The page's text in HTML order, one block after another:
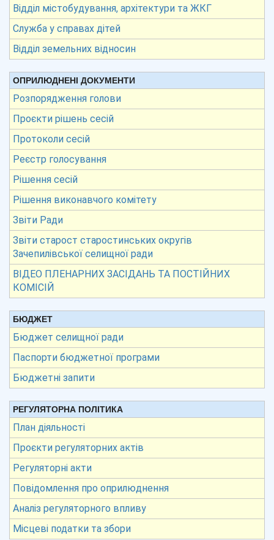
Відділ містобудування, архітектури та ЖКГ
Служба у справах дітей
Відділ земельних відносин
ОПРИЛЮДНЕНІ ДОКУМЕНТИ
Розпорядження голови
Проєкти рішень сесій
Протоколи сесій
Реєстр голосування
Рішення сесій
Рішення виконавчого комітету
Звіти Ради
Звіти старост старостинських округів
Зачепилівської селищної ради
ВІДЕО ПЛЕНАРНИХ ЗАСІДАНЬ ТА ПОСТІЙНИХ
КОМІСІЙ
БЮДЖЕТ
Бюджет селищної ради
Паспорти бюджетної програми
Бюджетні запити
РЕГУЛЯТОРНА ПОЛІТИКА
План діяльності
Проєкти регуляторних актів
Регуляторні акти
Повідомлення про оприлюднення
Аналіз регуляторного впливу
Місцеві податки та збори